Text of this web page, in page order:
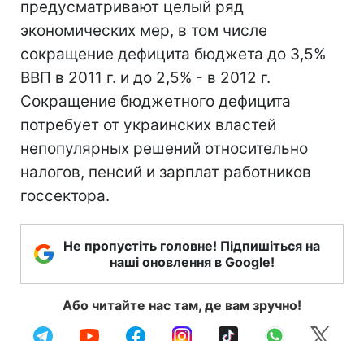
предусматривают целый ряд
экономических мер, в том числе
сокращение дефицита бюджета до 3,5%
ВВП в 2011 г. и до 2,5% - в 2012 г.
Сокращение бюджетного дефицита
потребует от украинских властей
непопулярных решений относительно
налогов, пенсий и зарплат работников
госсектора.
Не пропустіть головне! Підпишіться на
наші оновлення в Google!
Або читайте нас там, де вам зручно!